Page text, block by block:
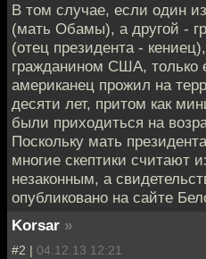
В том случае, если один
(мать Обамы), а другой -
(отец президента -
гражданином США, только
американец прожил на
десяти лет, притом как
были приходиться на
Поскольку мать
многие скептики считают
незаконным, а
опубликовано на сайте
Korsar »
#2 | 04.12.13 12:21